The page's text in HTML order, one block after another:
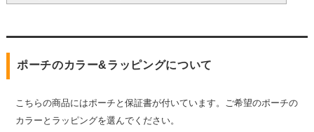
ポーチのカラー&ラッピングについて
こちらの商品にはポーチと保証書が付いています。ご希望のポーチの
カラーとラッピングを選んでください。